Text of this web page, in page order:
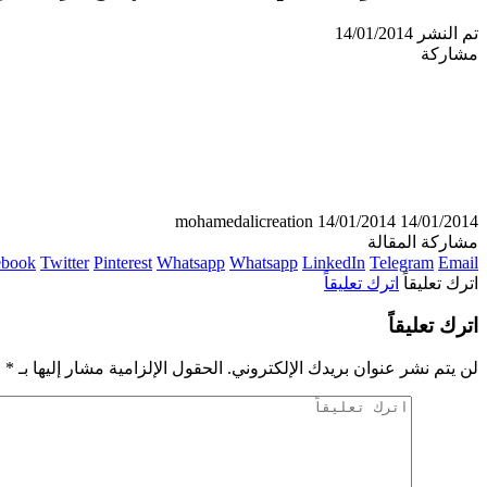
تم النشر 14/01/2014
مشاركة
mohamedalicreation 14/01/2014 14/01/2014
مشاركة المقالة
Twitter Pinterest Whatsapp Whatsapp LinkedIn Telegram Email
اترك تعليقاً اترك تعليقاً
اترك تعليقاً
لن يتم نشر عنوان بريدك الإلكتروني. الحقول الإلزامية مشار إليها بـ *